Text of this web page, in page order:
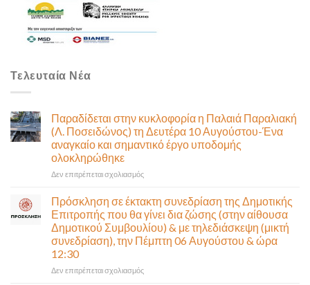
Τελευταία Νέα
Παραδίδεται στην κυκλοφορία η Παλαιά Παραλιακή
(Λ. Ποσειδώνος) τη Δευτέρα 10 Αυγούστου-Ένα
αναγκαίο και σημαντικό έργο υποδομής
ολοκληρώθηκε
Δεν επιτρέπεται σχολιασμόςστο
κυκλοφορία
η
Παλαιά
Παραλιακή
Ποσειδώνος)
Πρόσκληση σε έκτακτη συνεδρίαση της Δημοτικής
Επιτροπής που θα γίνει δια ζώσης (στην αίθουσα
Δημοτικού Συμβουλίου) & με τηλεδιάσκεψη (μικτή
συνεδρίαση), την Πέμπτη 06 Αυγούστου & ώρα
12:30
Δεν επιτρέπεται σχολιασμόςστο